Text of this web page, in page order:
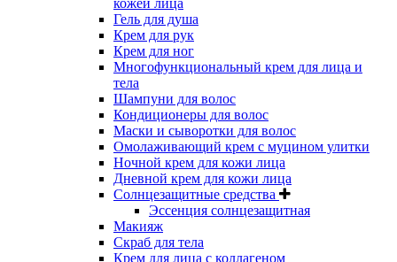
кожей лица
Гель для душа
Крем для рук
Крем для ног
Многофункциональный крем для лица и
тела
Шампуни для волос
Кондиционеры для волос
Маски и сыворотки для волос
Омолаживающий крем с муцином улитки
Ночной крем для кожи лица
Дневной крем для кожи лица
Солнцезащитные средства
Эссенция солнцезащитная
Макияж
Скраб для тела
Крем для лица с коллагеном